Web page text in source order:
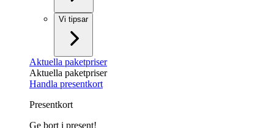
Vi tipsar
Aktuella paketpriser
Aktuella paketpriser
Handla presentkort
Presentkort
Ge bort i present!